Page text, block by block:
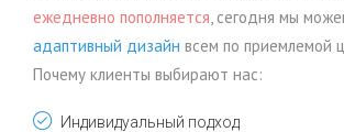
ежедневно пополняется , сегодня мы
адаптивный дизайн всем по приемлемой
Почему клиенты выбирают нас:
Индивидуальный подход